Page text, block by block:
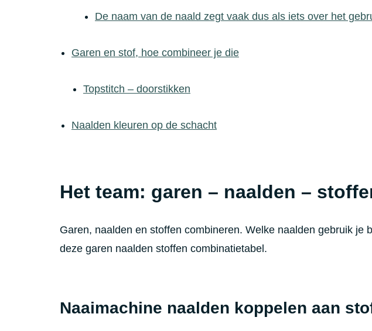
De naam van de naald zegt vaak dus als iets over het
Garen en stof, hoe combineer je die
Topstitch – doorstikken
Naalden kleuren op de schacht
Het team: garen – naalden –
Garen, naalden en stoffen combineren. Welke naalden gebruik
deze garen naalden stoffen combinatietabel.
Naaimachine naalden koppelen aan